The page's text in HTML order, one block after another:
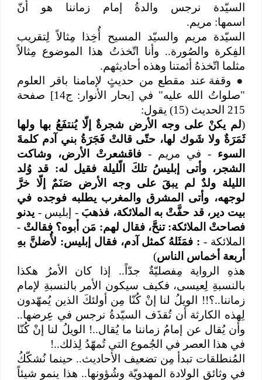
السيّدة نرجس والدةُ إمام زماننا هو أنّ
اسمها: مريم.
السيّدة مريم والسيّد المسيح أُخِذا مِثالاً لِتقريب
الفِكرة والصُورة.. وأنا اتّخذتُ هذا الموضوع مِثالاً
مثلما اتّخذهُ أئمتنا وهذه أحاديثهم.
●
وقفة عند مقطع من حديثٍ لإمامنا باقر العلوم
"صلواتُ الله عليه" في [بحار الأنوار: ج14] صفحة
215 الحديث (15) يقول:
لم يكنْ على وجه الأرض شجرةٌ إلّا يُنتفَعُ بها ولها
ثَمَرَةٌ ولا شَوك لها، حتّى قالتْ فَجَرَةُ بني آدم كلمةَ
السوء - في مريم - فاقشعرتْ الأرض، وشاكت
الشجر، وأتى إبليسُ تلكَ الّليلة فقيل له: قد وُلد
الليلة ولدٌ لم يبقَ على وجه الأرض صَنَمٌ إلّا خرَّ
لوجهه، وأتى المشرق والمغرب يطلبه فوجده في
بيت دير، قد حفَّتْ به الملائكة، فذهبَ- إبليس -يدنو
فصاحتْ الملائكة: تنحَّ، فقال لهم: مَن أبوه؟ فقالتْ-
الملائكة -: فمَثَلهُ كمثل آدم، فقال إبليس: لأُضلنَّ بهِ
أربعة أخماس الناس)
هذهِ الرواية مِفصليّةٌ جدّاً.. إذا كان الأمرُ هكذا
بالنسبةِ لِعيسى، فكيف سيكون الأمر بالنسبةِ لإمام
زماننا..؟!! الويلُ لنا إنْ كُنّا مِن أولئكَ الذين يُمهّدون
لِهذه الكارثة أن تُقذَف السيّدةُ نرجس في عِرضها..
وأن يُقال عن إمامُ زماننا ما يُقال..! الويلُ لنا إنْ كُنّا
في هذا العصر في الجُموع التي تُمهّدُ لِذلك..!
المُنطلقات تبدأ مِن تضعيف الأحاديث.. حينما نُشكّكُ
في وثائق الولادة المهدويّة وشُؤونها.. هذا ينمو شيئاً